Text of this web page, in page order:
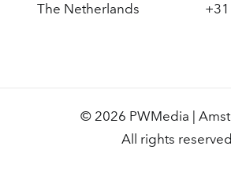
The Netherlands
© 2026 PWMedia |
All rights reserved